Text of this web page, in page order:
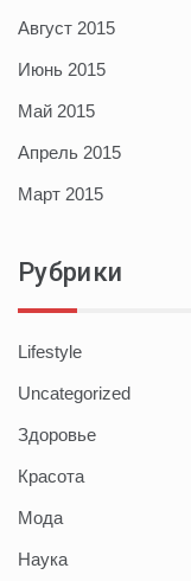
Август 2015
Июнь 2015
Май 2015
Апрель 2015
Март 2015
Рубрики
Lifestyle
Uncategorized
Здоровье
Красота
Мода
Наука